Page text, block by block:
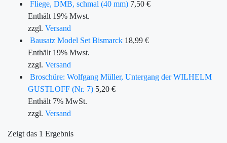
Fliege, DMB, schmal (40 mm) 7,50 €
Enthält 19% Mwst.
zzgl. Versand
Bausatz Model Set Bismarck 18,99 €
Enthält 19% Mwst.
zzgl. Versand
Broschüre: Wolfgang Müller, Untergang der WILHELM
GUSTLOFF (Nr. 7) 5,20 €
Enthält 7% MwSt.
zzgl. Versand
Zeigt das 1 Ergebnis